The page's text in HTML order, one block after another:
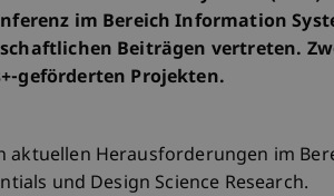
im Bereich Information
Beiträgen vertreten.
geförderten Projekten.
aktuellen Herausforderungen im
und Design Science Research.